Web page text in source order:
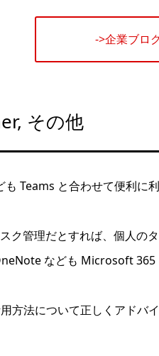
->企業ブロ
その他
Teams と合わせて便利に
ク管理だとすれば、個人の
なども Microsoft 365
方法について正しくアドバ